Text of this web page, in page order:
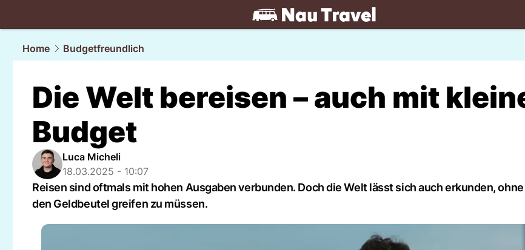
travel.NAU.ch
Home
Budgetfreundlich
Die Welt bereisen – auch mit
Budget
Luca Micheli
18.03.2025 - 10:07
Reisen sind oftmals mit hohen Ausgaben verbunden. Doch die Welt lässt sich auch erkunden,
den Geldbeutel greifen zu müssen.